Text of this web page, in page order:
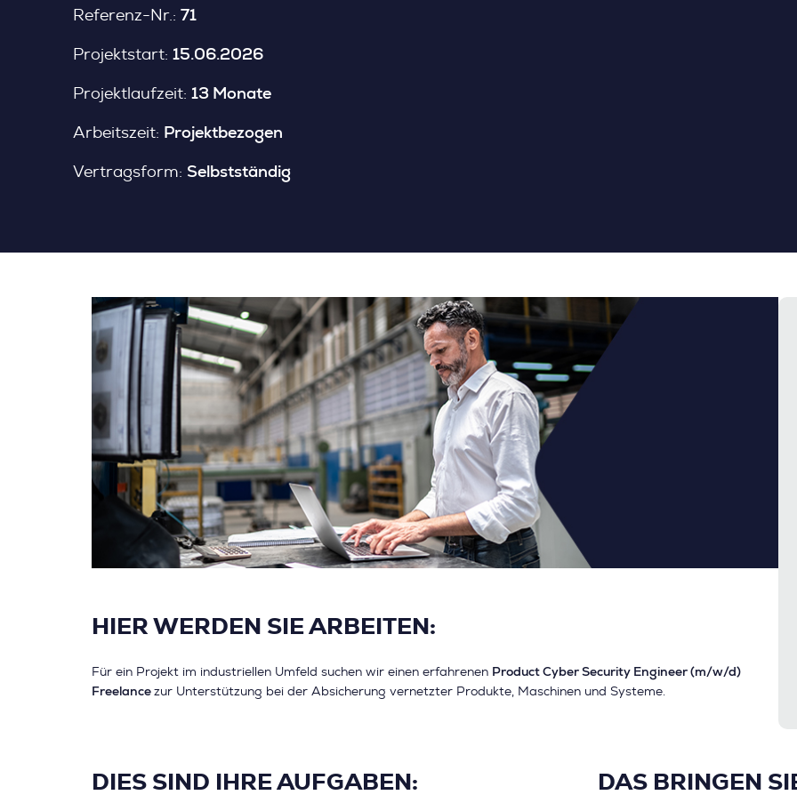
Referenz-Nr.: 71
Projektstart: 15.06.2026
Projektlaufzeit: 13 Monate
Arbeitszeit: Projektbezogen
Vertragsform: Selbstständig
HIER WERDEN SIE ARBEITEN:
Für ein Projekt im industriellen Umfeld suchen wir einen erfahrenen Product Cyber Security Engineer (m/w/d)
Freelance zur Unterstützung bei der Absicherung vernetzter Produkte, Maschinen und Systeme.
DIES SIND IHRE AUFGABEN: DAS BRINGEN